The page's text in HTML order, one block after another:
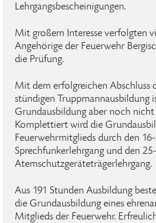
Lehrgangsbescheinigungen.
Mit großem Interesse verfolgten
Angehörige der Feuerwehr
die Prüfung.
Mit dem erfolgreichen Abschluss
stündigen Truppmannausbildung
Grundausbildung aber noch nicht
Komplettiert wird die
Feuerwehrmitglieds durch den
Sprechfunkerlehrgang und den
Atemschutzgeräteträgerlehrgang.
Aus 191 Stunden Ausbildung
die Grundausbildung eines
Mitglieds der Feuerwehr.